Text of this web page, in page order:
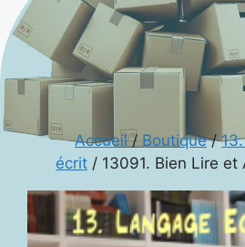
Accueil/ Boutique/
écrit / 13091. Bien Lire et